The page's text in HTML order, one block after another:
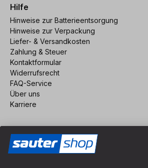
Hilfe
Hinweise zur Batterieentsorgung
Hinweise zur Verpackung
Liefer- & Versandkosten
Zahlung & Steuer
Kontaktformular
Widerrufsrecht
FAQ-Service
Über uns
Karriere